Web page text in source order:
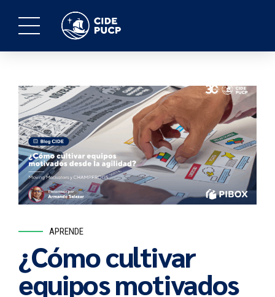
APRENDE
¿Cómo cultivar
equipos motivados